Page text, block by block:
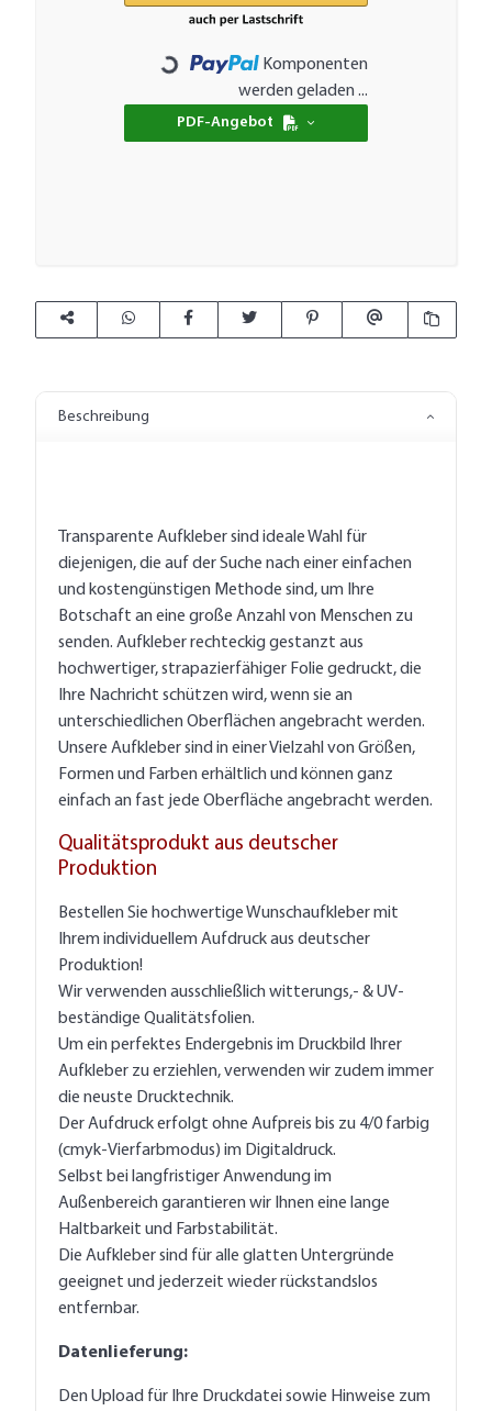
Loading...
Komponenten
werden geladen ...
PDF-Angebot
Beschreibung
Transparente Aufkleber sind ideale Wahl für
diejenigen, die auf der Suche nach einer einfachen
und kostengünstigen Methode sind, um Ihre
Botschaft an eine große Anzahl von Menschen zu
senden. Aufkleber rechteckig gestanzt aus
hochwertiger, strapazierfähiger Folie gedruckt, die
Ihre Nachricht schützen wird, wenn sie an
unterschiedlichen Oberflächen angebracht werden.
Unsere Aufkleber sind in einer Vielzahl von Größen,
Formen und Farben erhältlich und können ganz
einfach an fast jede Oberfläche angebracht werden.
Qualitätsprodukt aus deutscher
Produktion
Bestellen Sie hochwertige Wunschaufkleber mit
Ihrem individuellem Aufdruck aus deutscher
Produktion!
Wir verwenden ausschließlich witterungs,- & UV-
beständige Qualitätsfolien.
Um ein perfektes Endergebnis im Druckbild Ihrer
Aufkleber zu erziehlen, verwenden wir zudem immer
die neuste Drucktechnik.
Der Aufdruck erfolgt ohne Aufpreis bis zu 4/0 farbig
(cmyk-Vierfarbmodus) im Digitaldruck.
Selbst bei langfristiger Anwendung im
Außenbereich garantieren wir Ihnen eine lange
Haltbarkeit und Farbstabilität.
Die Aufkleber sind für alle glatten Untergründe
geeignet und jederzeit wieder rückstandslos
entfernbar.
Datenlieferung:
Den Upload für Ihre Druckdatei sowie Hinweise zum